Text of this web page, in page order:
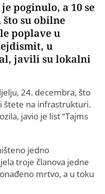
poginulo, a 10 se
su obilne
poplave u
u
javili su lokalni
24. decembra, što
štete na infrastrukturi.
javio je list “Tajms
jedno
troje članova jedne
mrtvo, a u toku